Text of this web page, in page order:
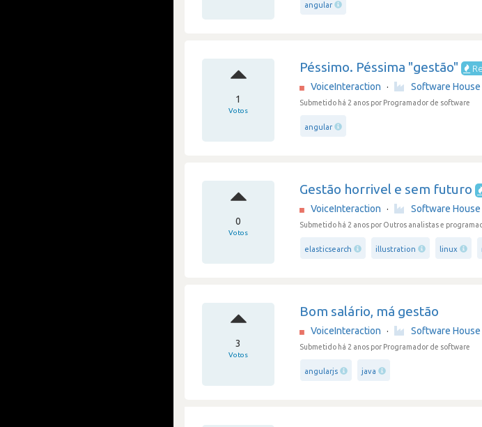
angular
1
Votos
Péssimo. Péssima "gestão"
VoiceInteraction · Software
Submetido há 2 anos por Programador de software
angular
0
Votos
Gestão horrivel e sem futuro
VoiceInteraction · Software
Submetido há 2 anos por Outros analistas e
elasticsearch illustration linux
3
Votos
Bom salário, má gestão
VoiceInteraction · Software
Submetido há 2 anos por Programador de software
angularjs java